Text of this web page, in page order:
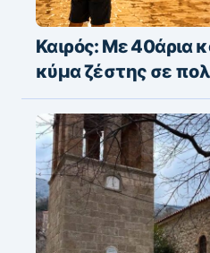
Καιρός: Με 40άρια
κύμα ζέστης σε